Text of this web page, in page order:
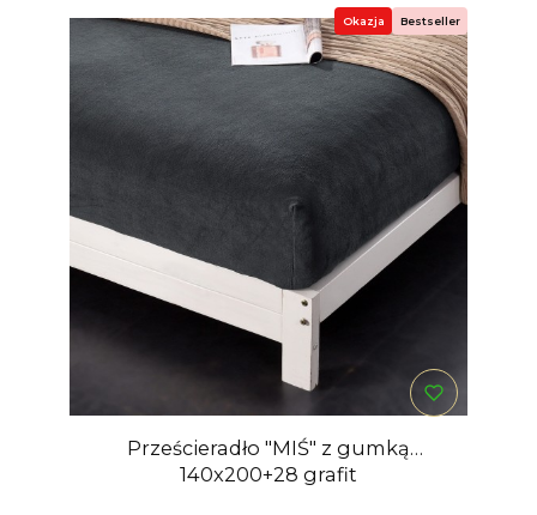
Okazja Bestseller
Prześcieradło "MIŚ" z gumką
140x200+28 grafit